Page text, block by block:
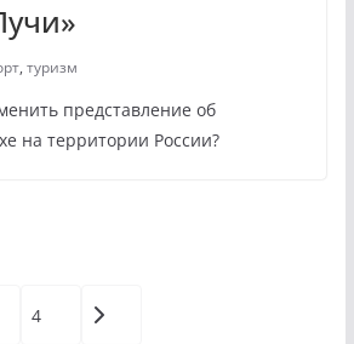
, туризм
представление об
на территории России?
4